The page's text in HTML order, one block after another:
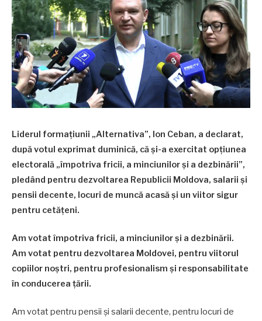
Liderul formațiunii „Alternativa”, Ion Ceban, a declarat,
după votul exprimat duminică, că și-a exercitat opțiunea
electorală „împotriva fricii, a minciunilor și a dezbinării”,
pledând pentru dezvoltarea Republicii Moldova, salarii și
pensii decente, locuri de muncă acasă și un viitor sigur
pentru cetățeni.
Am votat împotriva fricii, a minciunilor și a dezbinării.
Am votat pentru dezvoltarea Moldovei, pentru viitorul
copiilor noștri, pentru profesionalism și responsabilitate
în conducerea țării.
Am votat pentru pensii și salarii decente, pentru locuri de